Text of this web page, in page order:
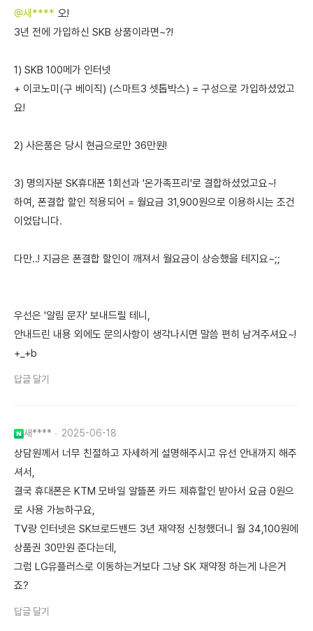
@새**** 오!
3년 전에 가입하신 SKB 상품이라면~?!
1) SKB 100메가 인터넷
+ 이코노미(구 베이직) (스마트3 셋톱박스) = 구성으로 가입하셨었고
요!
2) 사은품은 당시 현금으로만 36만원!
3) 명의자분 SK휴대폰 1회선과 '온가족프리'로 결합하셨었고요~!
하여, 폰결합 할인 적용되어 = 월요금 31,900원으로 이용하시는 조건
이었답니다.
다만..! 지금은 폰결합 할인이 깨져서 월요금이 상승했을 테지요~;;
우선은 '알림 문자' 보내드릴 테니,
안내드린 내용 외에도 문의사항이 생각나시면 말씀 편히 남겨주셔요~!
+_+b
답글 달기
새**** 2025-06-18
상담원께서 너무 친절하고 자세하게 설명해주시고 유선 안내까지 해주
셔서,
결국 휴대폰은 KTM 모바일 알뜰폰 카드 제휴할인 받아서 요금 0원으
로 사용 가능하구요,
TV랑 인터넷은 SK브로드밴드 3년 재약정 신청했더니 월 34,100원에
상품권 30만원 준다는데,
그럼 LG유플러스로 이동하는거보다 그냥 SK 재약정 하는게 나은거
죠?
답글 달기